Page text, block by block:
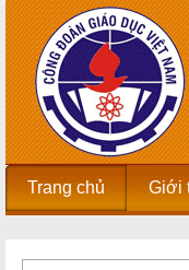
Trang chủ Giới